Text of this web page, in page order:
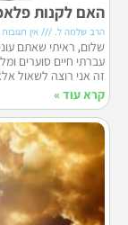
האם לקנות
הרב שלמה ל. אין תגובות
שלום, ראיתי שאתם
עברתי חיים סוערים
זה אני רוצה לשאול
קרא עוד »